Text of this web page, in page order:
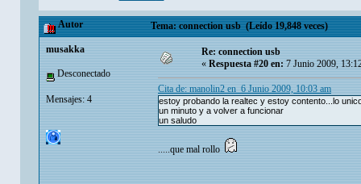
Autor Tema: connection usb (Leído 19,848 veces)
musakka
Desconectado
Mensajes: 4
Re: connection usb
«Respuesta #20 en:7 Junio 2009,
Cita de: manolin2 en 6 Junio 2009, 10:03 am
estoy probando la realtec y estoy contento...lo
un minuto y a volver a funcionar
un saludo
.....que mal rollo